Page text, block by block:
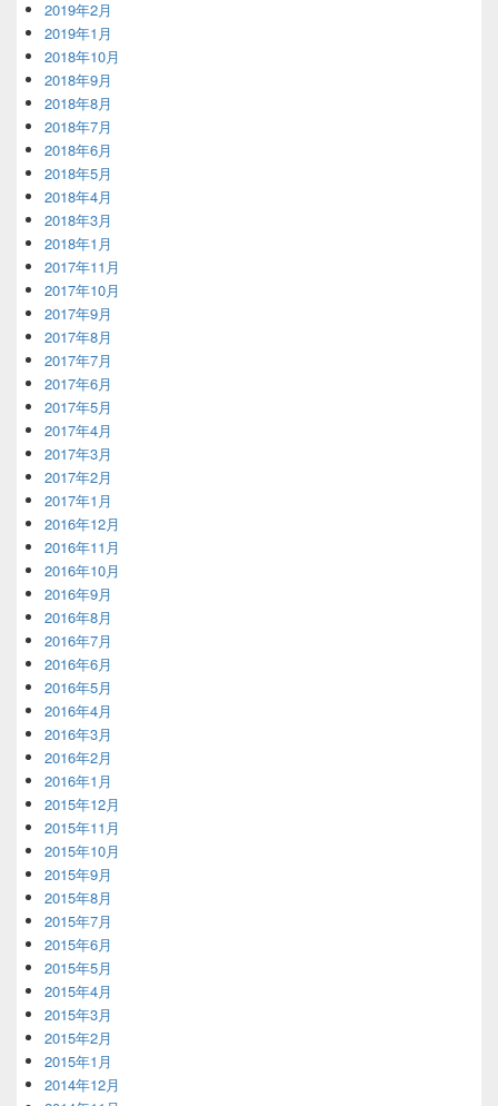
2019年2月
2019年1月
2018年10月
2018年9月
2018年8月
2018年7月
2018年6月
2018年5月
2018年4月
2018年3月
2018年1月
2017年11月
2017年10月
2017年9月
2017年8月
2017年7月
2017年6月
2017年5月
2017年4月
2017年3月
2017年2月
2017年1月
2016年12月
2016年11月
2016年10月
2016年9月
2016年8月
2016年7月
2016年6月
2016年5月
2016年4月
2016年3月
2016年2月
2016年1月
2015年12月
2015年11月
2015年10月
2015年9月
2015年8月
2015年7月
2015年6月
2015年5月
2015年4月
2015年3月
2015年2月
2015年1月
2014年12月